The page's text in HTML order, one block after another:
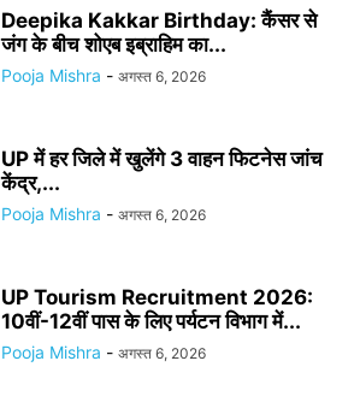
Deepika Kakkar Birthday: कैंसर से
जंग के बीच शोएब इब्राहिम का...
Pooja Mishra - अगस्त 6, 2026
UP में हर जिले में खुलेंगे 3 वाहन फिटनेस जांच
केंद्र,...
Pooja Mishra - अगस्त 6, 2026
UP Tourism Recruitment 2026:
10वीं-12वीं पास के लिए पर्यटन विभाग में...
Pooja Mishra - अगस्त 6, 2026